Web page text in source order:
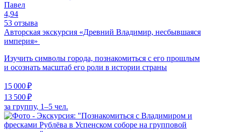
Павел
4,94
53 отзыва
Авторская экскурсия «Древний Владимир, несбывшаяся
империя»
Изучить символы города, познакомиться с его прошлым
и осознать масштаб его роли в истории страны
15 000 ₽
13 500 ₽
за группу, 1–5 чел.